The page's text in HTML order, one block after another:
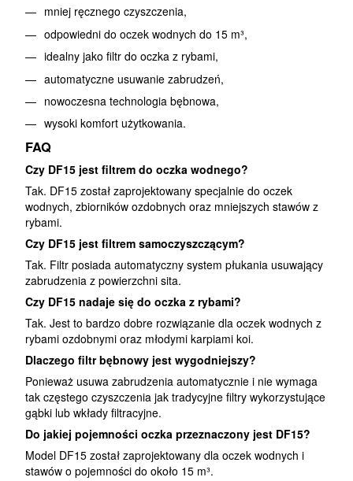
mniej ręcznego czyszczenia,
odpowiedni do oczek wodnych do 15 m³,
idealny jako filtr do oczka z rybami,
automatyczne usuwanie zabrudzeń,
nowoczesna technologia bębnowa,
wysoki komfort użytkowania.
FAQ
Czy DF15 jest filtrem do oczka wodnego?
Tak. DF15 został zaprojektowany specjalnie do oczek
wodnych, zbiorników ozdobnych oraz mniejszych stawów z
rybami.
Czy DF15 jest filtrem samoczyszczącym?
Tak. Filtr posiada automatyczny system płukania usuwający
zabrudzenia z powierzchni sita.
Czy DF15 nadaje się do oczka z rybami?
Tak. Jest to bardzo dobre rozwiązanie dla oczek wodnych z
rybami ozdobnymi oraz młodymi karpiami koi.
Dlaczego filtr bębnowy jest wygodniejszy?
Ponieważ usuwa zabrudzenia automatycznie i nie wymaga
tak częstego czyszczenia jak tradycyjne filtry wykorzystujące
gąbki lub wkłady filtracyjne.
Do jakiej pojemności oczka przeznaczony jest DF15?
Model DF15 został zaprojektowany dla oczek wodnych i
stawów o pojemności do około 15 m³.